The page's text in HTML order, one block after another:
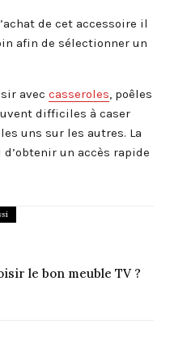
de cet accessoire il
afin de sélectionner un
avec casseroles, poêles
difficiles à caser
uns sur les autres. La
un accès rapide
le bon meuble TV ?